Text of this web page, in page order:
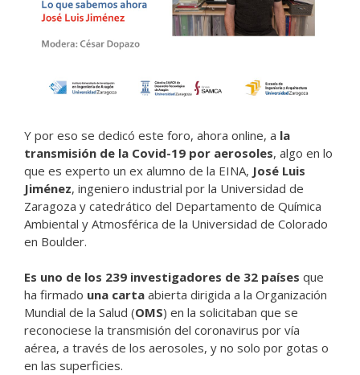
Y por eso se dedicó este foro, ahora online, a la
transmisión de la Covid-19 por aerosoles, algo en lo
que es experto un ex alumno de la EINA, José Luis
Jiménez, ingeniero industrial por la Universidad de
Zaragoza y catedrático del Departamento de Química
Ambiental y Atmosférica de la Universidad de Colorado
en Boulder.
Es uno de los 239 investigadores de 32 países que
ha firmado una carta abierta dirigida a la Organización
Mundial de la Salud (OMS) en la solicitaban que se
reconociese la transmisión del coronavirus por vía
aérea, a través de los aerosoles, y no solo por gotas o
en las superficies.